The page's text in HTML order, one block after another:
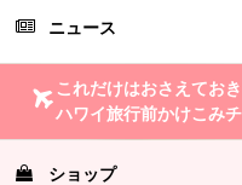
ニュース
これだけはおさえておき
ハワイ旅行前かけこみ
ショップ